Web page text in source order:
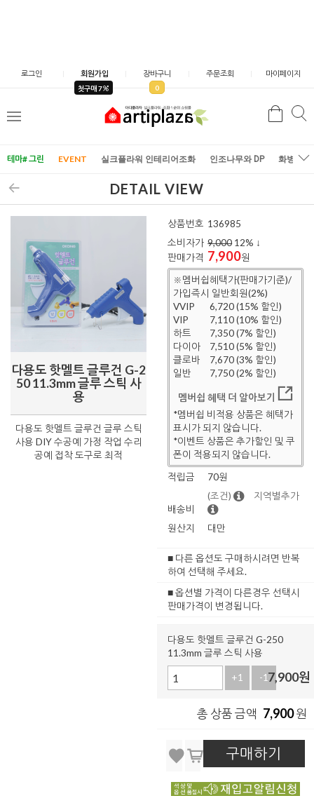
로그인 회원가입
첫구매 7
장바구니
0
주문조회 마이페이지
메
검
테마# 그린 EVENT 실크플라워 인테리어조화 인조나무와 DP 화병/화
DETAIL VIEW
다용도 핫멜트 글루건 G-2
50 11.3mm 글루 스틱 사
용
다용도 핫멜트 글루건 글루 스틱
사용 DIY 수공예 가정 작업 수리
공예 접착 도구로 최적
상품번호 136985
소비자가 9,000 12% ↓
판매가격 7,900원
※멤버쉽혜택가(판매가기준)/
가입즉시 일반회원(2%)
VVIP
6,720 (15% 할인)
VIP
7,110 (10% 할인)
하트
7,350 (7% 할인)
다이아
7,510 (5% 할인)
클로바
7,670 (3% 할인)
일반
7,750 (2% 할인)
멤버쉽 혜택 더 알아보기
*멤버쉽 비적용 상품은 혜택가
표시가 되지 않습니다.
*이벤트 상품은 추가할인 및 쿠
폰이 적용되지 않습니다.
적립금
70원
배송비
(조건) 지역별추가
원산지 대만
■ 다른 옵션도 구매하시려면 반복
하여 선택해 주세요.
■ 옵션별 가격이 다른경우 선택시
판매가격이 변경됩니다.
다용도 핫멜트 글루건 G-250
11.3mm 글루 스틱 사용
+1 -17,900원
총 상품 금액 7,900원
구매하기